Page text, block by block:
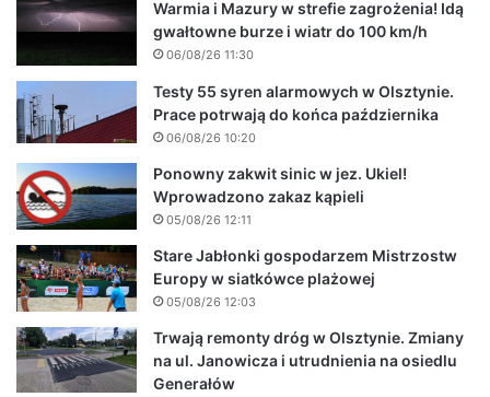
Warmia i Mazury w strefie zagrożenia! Idą
gwałtowne burze i wiatr do 100 km/h
06/08/26 11:30
Testy 55 syren alarmowych w Olsztynie.
Prace potrwają do końca października
06/08/26 10:20
Ponowny zakwit sinic w jez. Ukiel!
Wprowadzono zakaz kąpieli
05/08/26 12:11
Stare Jabłonki gospodarzem Mistrzostw
Europy w siatkówce plażowej
05/08/26 12:03
Trwają remonty dróg w Olsztynie. Zmiany
na ul. Janowicza i utrudnienia na osiedlu
Generałów